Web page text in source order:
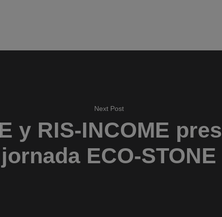
Next Post
y RIS-INCOME
jornada ECO-STONE